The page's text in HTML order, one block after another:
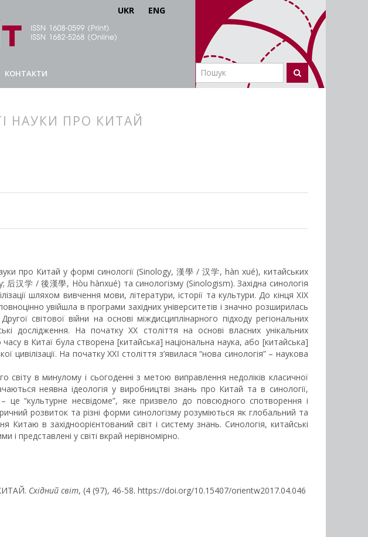
UKR ENG
КОНТАКТИ
НАУКИ ПРО КИТАЙ
про Китай у формі синології (Sinology, 漢學 / 汉学, hàn xué), китайських
汉学 / 後漢學, Hòu hànxué) та синологізму (Sinologism). Західна синологія
шляхом вивчення мови, літератури, історії та культури. До кінця XIX
увійшла в програми західних університетів і значно розширилась
світової війни на основі міждисциплінарного підходу регіональних
дослідження. На початку ХХ століття на основі власних унікальних
в Китаї була створена [китайська] національна наука, або [китайська]
На початку ХХI століття з’явилася “нова синологія” – наукова
в минулому і сьогоденні з метою виправлення недоліків класичної
неявна ідеологія у виробництві знань про Китай та в синології,
це “культурне несвідоме”, яке призвело до повсюдного спотворення і
розвиток та різні форми синологізму розуміються як глобальний та
Китаю в західноорієнтований світ і систему знань. Синологія, китайські
і представлені у світі вкрай нерівномірно.
Східний світ, (4 (97), 46-58. https://doi.org/10.15407/orientw2017.04.046